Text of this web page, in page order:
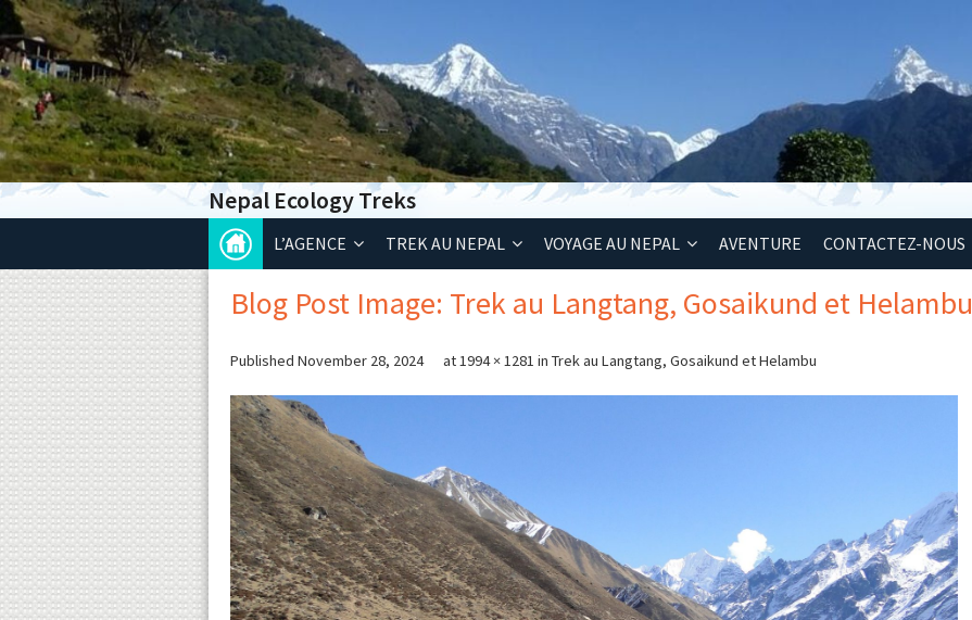
Nepal Ecology Treks
L’AGENCE TREK AU NEPAL VOYAGE AU NEPAL AVENTURE CONTACTEZ-NOUS
Blog Post Image: Trek au Langtang, Gosaikund et Helambu
Published November 28, 2024 at1994 × 1281 in Trek au Langtang, Gosaikund et Helambu